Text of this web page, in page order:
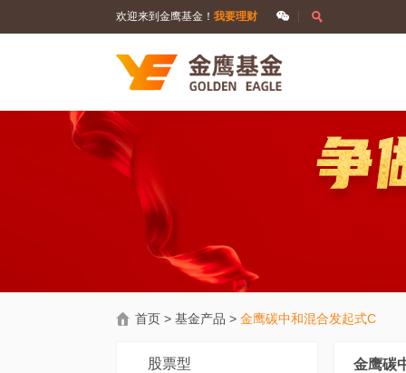
欢迎来到金鹰基金！ 我要理财
首页 > 基金产品 > 金鹰碳中和混合发起式C
股票型 金鹰碳